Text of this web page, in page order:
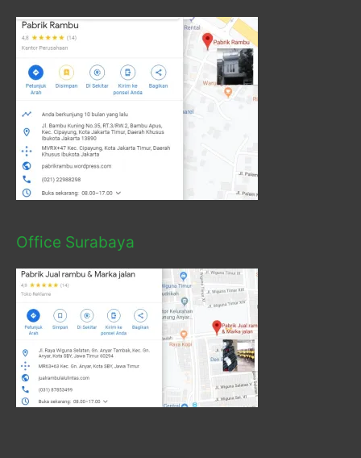
Office Surabaya